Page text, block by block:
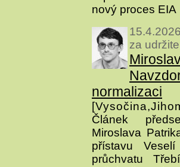
nový proces EIA
za
normalizaci
Článek
Miroslava
přístavu
průchvatu